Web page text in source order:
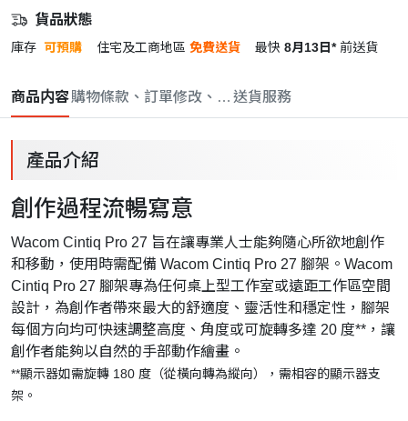
貨品狀態
庫存 可預購 住宅及工商地區 免費送貨 最快 8月13日* 前送貨
商品内容購物條款、訂單修改、取消與退款政策
送貨服務
產品介紹
創作過程流暢寫意
Wacom Cintiq Pro 27 旨在讓專業人士能夠隨心所欲地創作
和移動，使用時需配備 Wacom Cintiq Pro 27 腳架。Wacom
Cintiq Pro 27 腳架專為任何桌上型工作室或遠距工作區空間
設計，為創作者帶來最大的舒適度、靈活性和穩定性，腳架
每個方向均可快速調整高度、角度或可旋轉多達 20 度**，讓
創作者能夠以自然的手部動作繪畫。
**顯示器如需旋轉 180 度（從橫向轉為縱向），需相容的顯示器支
架。